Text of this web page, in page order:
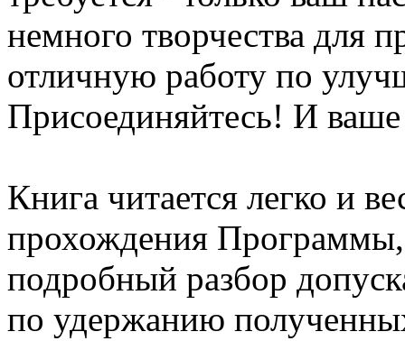
немного творчества для
отличную работу по
Присоединяйтесь! И
Книга читается легко и
прохождения
подробный разбор
по удержанию